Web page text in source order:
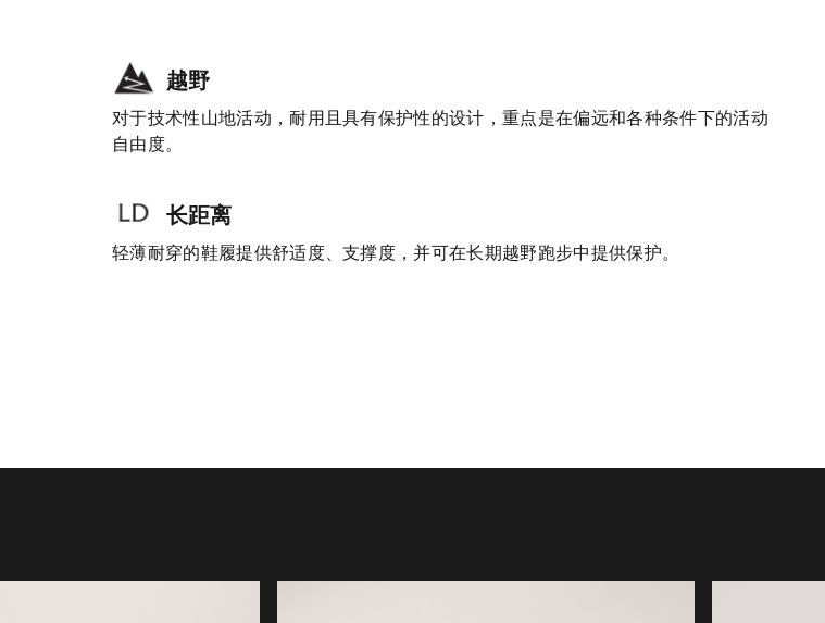
越野
对于技术性山地活动，耐用且具有保护性的设计，重点是在偏远和各种条件下的活动
自由度。
长距离
轻薄耐穿的鞋履提供舒适度、支撑度，并可在长期越野跑步中提供保护。